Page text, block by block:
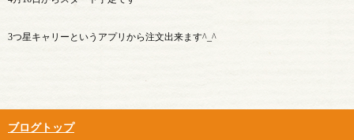
3つ星キャリーというアプリから注文出来ます^_^
ブログトップ